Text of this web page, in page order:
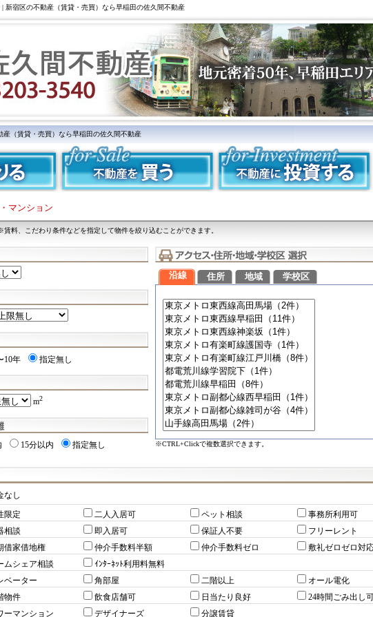
新宿区の不動産（賃貸・売買）なら早稲田の佐久間不動産
産（賃貸・売買）なら早稲田の佐久間不動産
マンション
賃料、こだわり条件などを指定して物件を絞り込むことができます。
10年 指定無し
m2
15分以内 指定無し
沿線 住所 地域 学校区
※CTRL+Clickで複数選択できます。
なし
限定 二人入居可 ペット相談
事務所利用可
相談
即入居可 保証人不要
フリーレント
借家借地権
仲介手数料半額 仲介手数料ゼロ
敷礼ゼロゼロ対
ムシェア相談
ｲﾝﾀｰﾈｯﾄ利用料無料
ベーター 角部屋 二階以上
オール電化
物件
飲食店舗可 日当たり良好
24時間ごみ出し
ーマンション
デザイナーズ 分譲賃貸